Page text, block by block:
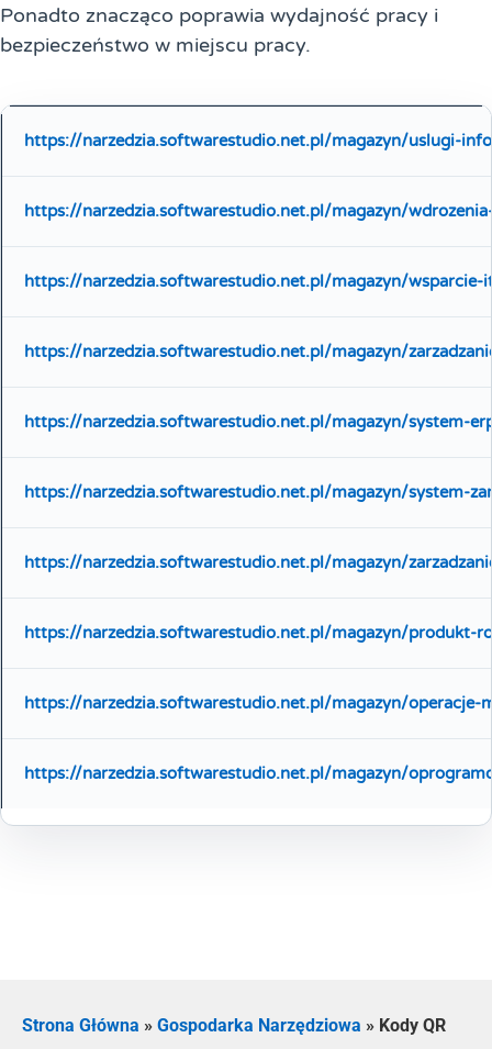
Ponadto znacząco poprawia wydajność pracy i
bezpieczeństwo w miejscu pracy.
https://narzedzia.softwarestudio.net.pl/magazyn/uslugi-
https://narzedzia.softwarestudio.net.pl/magazyn/
https://narzedzia.softwarestudio.net.pl/magazyn/wsparcie-
https://narzedzia.softwarestudio.net.pl/magazyn/
https://narzedzia.softwarestudio.net.pl/magazyn/system-
https://narzedzia.softwarestudio.net.pl/magazyn/system-
https://narzedzia.softwarestudio.net.pl/magazyn/
https://narzedzia.softwarestudio.net.pl/magazyn/produkt-
https://narzedzia.softwarestudio.net.pl/magazyn/operacje-
https://narzedzia.softwarestudio.net.pl/magazyn/
Strona Główna » Gospodarka Narzędziowa » Kody QR